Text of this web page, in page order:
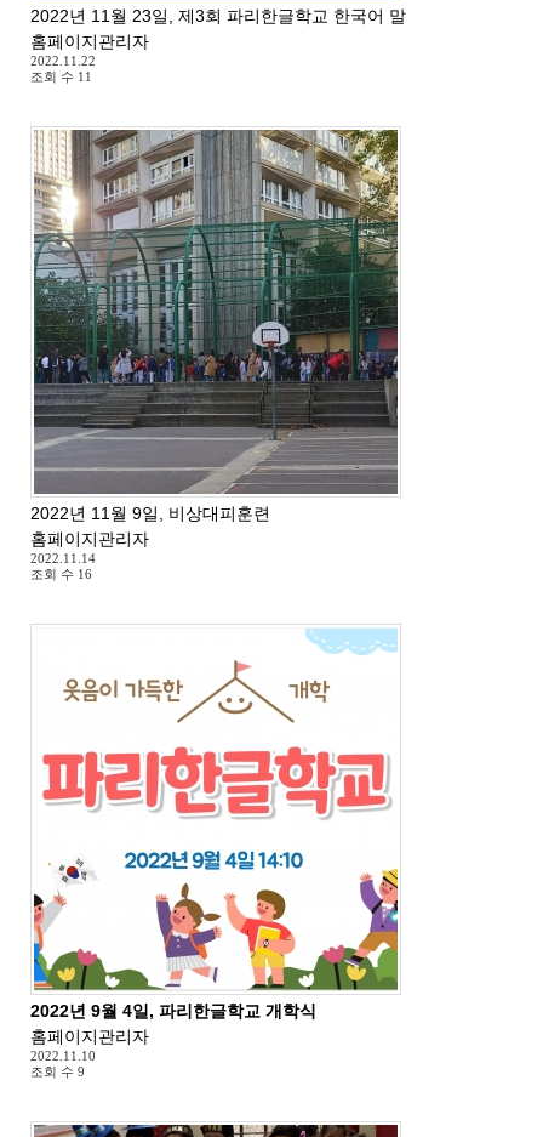
2022년 11월 23일, 제3회 파리한글학교 한국어 말하기 대회
홈페이지관리자
2022.11.22
조회 수 11
2022년 11월 9일, 비상대피훈련
홈페이지관리자
2022.11.14
조회 수 16
2022년 9월 4일, 파리한글학교 개학식
홈페이지관리자
2022.11.10
조회 수 9